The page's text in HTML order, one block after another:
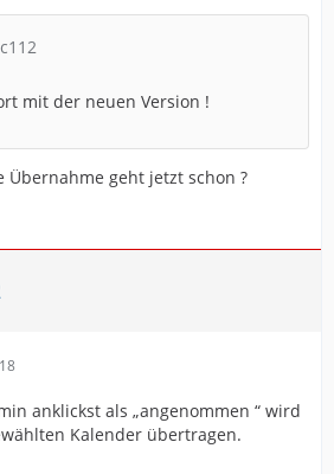
mit der neuen Version !
Übernahme geht jetzt schon ?
anklickst als „angenommen “ wird
Kalender übertragen.